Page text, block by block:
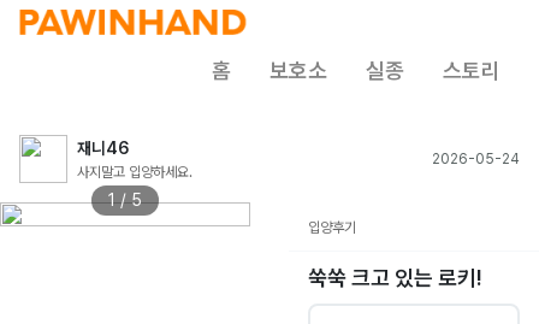
홈 보호소 실종 스토리
재니46
사지말고 입양하세요.
2026-05-24
1 / 5
입양후기
쑥쑥 크고 있는 로키!